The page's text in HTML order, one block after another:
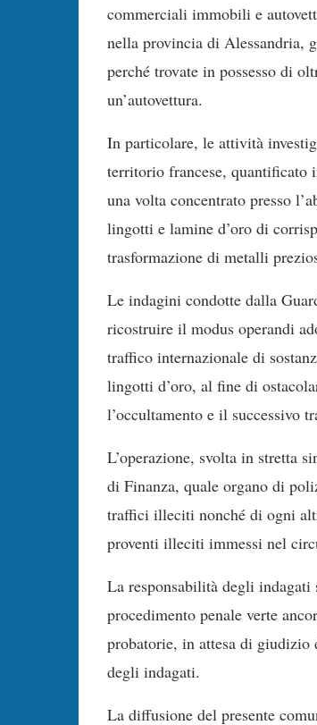
commerciali immobili e
nella provincia di Alessandria,
perché trovate in possesso di
un’autovettura.
In particolare, le attività
territorio francese, quantificato
una volta concentrato presso
lingotti e lamine d’oro di
trasformazione di metalli
Le indagini condotte dalla
ricostruire il modus operandi
traffico internazionale di
lingotti d’oro, al fine di
l’occultamento e il successivo
L’operazione, svolta in stretta
di Finanza, quale organo di
traffici illeciti nonché di ogni
proventi illeciti immessi nel
La responsabilità degli indagati
procedimento penale verte
probatorie, in attesa di giudizio
degli indagati.
La diffusione del presente